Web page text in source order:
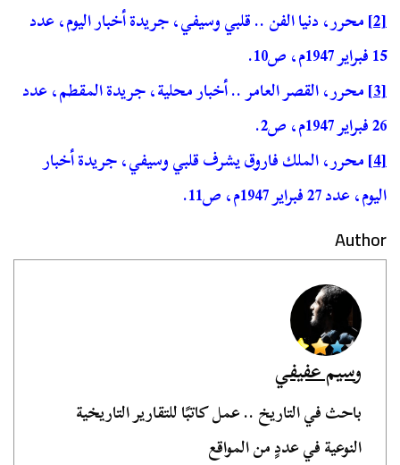
[2] محرر، دنيا الفن .. قلبي وسيفي، جريدة أخبار اليوم، عدد
15 فبراير 1947م، ص10.
[3] محرر، القصر العامر .. أخبار محلية، جريدة المقطم، عدد
26 فبراير 1947م، ص2.
[4] محرر، الملك فاروق يشرف قلبي وسيفي، جريدة أخبار
اليوم، عدد 27 فبراير 1947م، ص11.
Author
وسيم عفيفي
باحث في التاريخ .. عمل كاتبًا للتقارير التاريخية
النوعية في عددٍ من المواقع